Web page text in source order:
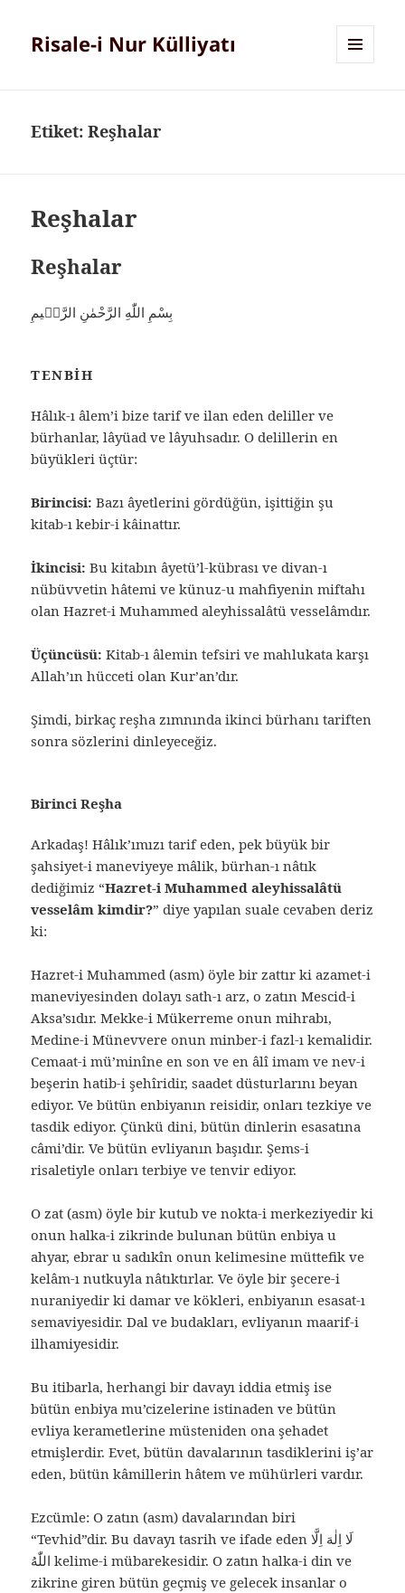
Risale-i Nur Külliyatı
Etiket:Reşhalar
Reşhalar
Reşhalar
بِسْمِ اللّٰهِ الرَّحْمٰنِ الرَّحٖيمِ
TENBIH
Hâlık-ı âlem’i bize tarif ve ilan eden deliller ve
bürhanlar, lâyüad ve lâyuhsadır. O delillerin en
büyükleri üçtür:
Birincisi: Bazı âyetlerini gördüğün, işittiğin şu
kitab-ı kebir-i kâinattır.
İkincisi: Bu kitabın âyetü’l-kübrası ve divan-ı
nübüvvetin hâtemi ve künuz-u mahfiyenin miftahı
olan Hazret-i Muhammed aleyhissalâtü vesselâmdır.
Üçüncüsü: Kitab-ı âlemin tefsiri ve mahlukata karşı
Allah’ın hücceti olan Kur’an’dır.
Şimdi, birkaç reşha zımnında ikinci bürhanı tariften
sonra sözlerini dinleyeceğiz.
Birinci Reşha
Arkadaş! Hâlık’ımızı tarif eden, pek büyük bir
şahsiyet-i maneviyeye mâlik, bürhan-ı nâtık
dediğimiz “Hazret-i Muhammed aleyhissalâtü
vesselâm kimdir?” diye yapılan suale cevaben deriz
ki:
Hazret-i Muhammed (asm) öyle bir zattır ki azamet-i
maneviyesinden dolayı sath-ı arz, o zatın Mescid-i
Aksa’sıdır. Mekke-i Mükerreme onun mihrabı,
Medine-i Münevvere onun minber-i fazl-ı kemalidir.
Cemaat-i mü’minîne en son ve en âlî imam ve nev-i
beşerin hatib-i şehîridir, saadet düsturlarını beyan
ediyor. Ve bütün enbiyanın reisidir, onları tezkiye ve
tasdik ediyor. Çünkü dini, bütün dinlerin esasatına
câmi’dir. Ve bütün evliyanın başıdır. Şems-i
risaletiyle onları terbiye ve tenvir ediyor.
O zat (asm) öyle bir kutub ve nokta-i merkeziyedir ki
onun halka-i zikrinde bulunan bütün enbiya u
ahyar, ebrar u sadıkîn onun kelimesine müttefik ve
kelâm-ı nutkuyla nâtıktırlar. Ve öyle bir şecere-i
nuraniyedir ki damar ve kökleri, enbiyanın esasat-ı
semaviyesidir. Dal ve budakları, evliyanın maarif-i
ilhamiyesidir.
Bu itibarla, herhangi bir davayı iddia etmiş ise
bütün enbiya mu’cizelerine istinaden ve bütün
evliya kerametlerine müsteniden ona şehadet
etmişlerdir. Evet, bütün davalarının tasdiklerini iş’ar
eden, bütün kâmillerin hâtem ve mühürleri vardır.
Ezcümle: O zatın (asm) davalarından biri
“Tevhid”dir. Bu davayı tasrih ve ifade eden لَا اِلٰهَ اِلَّا
اللّٰهُ kelime-i mübarekesidir. O zatın halka-i din ve
zikrine giren bütün geçmiş ve gelecek insanlar o